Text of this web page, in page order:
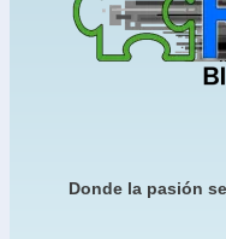
Donde la pasión